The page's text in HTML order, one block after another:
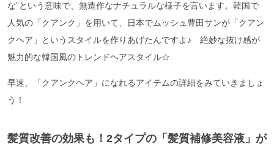
な”という意味で、無造作なナチュラルな様子を言います。韓国で
人気の「クアンク」を用いて、日本でムッシュ豊田サンが「クアン
クヘア」というスタイルを作りあげたんですよ♪ 絶妙な抜け感が
魅力的な韓国風のトレンドヘアスタイル☆
早速、「クアンクヘア」になれるアイテムの詳細をみていきましょ
う！
髪質改善の効果も！2タイプの「髪質補修美容液」が